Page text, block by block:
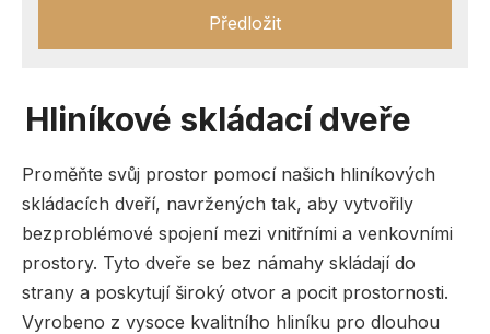
Předložit
Hliníkové skládací dveře
Proměňte svůj prostor pomocí našich hliníkových
skládacích dveří, navržených tak, aby vytvořily
bezproblémové spojení mezi vnitřními a venkovními
prostory. Tyto dveře se bez námahy skládají do
strany a poskytují široký otvor a pocit prostornosti.
Vyrobeno z vysoce kvalitního hliníku pro dlouhou